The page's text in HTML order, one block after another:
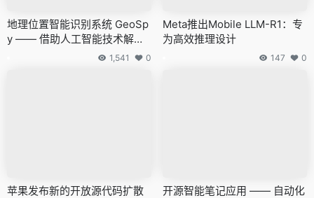
地理位置智能识别系统 GeoSp
y —— 借助人工智能技术解析
图片内容以精确定位拍照位置
1,541 0
Meta推出Mobile LLM-R1：专
为高效推理设计
147 0
苹果发布新的开放源代码扩散
开源智能笔记应用 —— 自动化